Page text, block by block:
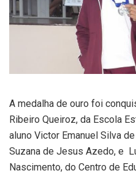
A medalha de ouro foi
Ribeiro Queiroz, da Escola
aluno Victor Emanuel Silva
Suzana de Jesus Azedo, e
Nascimento, do Centro de